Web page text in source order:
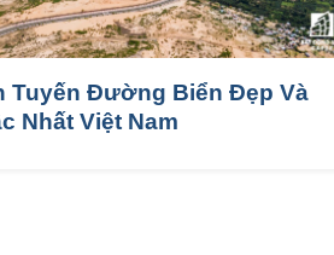
Tuyến Đường Biển Đẹp Và
Nhất Việt Nam